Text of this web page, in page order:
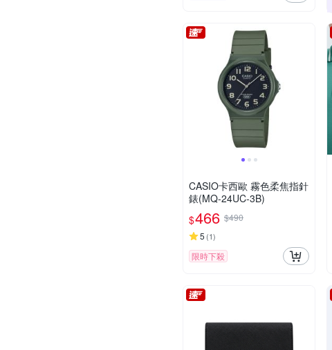
CASIO卡西歐 霧色柔焦指針
錶(MQ-24UC-3B)
$466 $490
5 (1)
限時下殺